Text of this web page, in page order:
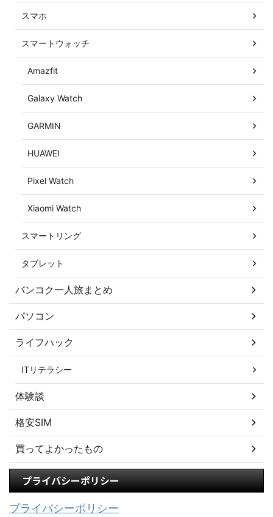
スマホ
スマートウォッチ
Amazfit
Galaxy Watch
GARMIN
HUAWEI
Pixel Watch
Xiaomi Watch
スマートリング
タブレット
バンコク一人旅まとめ
パソコン
ライフハック
ITリテラシー
体験談
格安SIM
買ってよかったもの
プライバシーポリシー
プライバシーポリシー